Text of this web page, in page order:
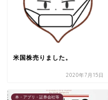
米国株売りました。
2020年7月15日
本・アプリ・証券会社等